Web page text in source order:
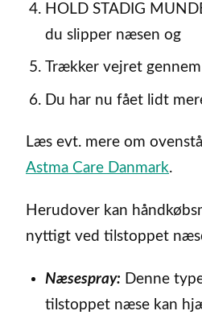
HOLD STADIG
du slipper næsen og
Trækker vejret
Du har nu fået lidt
Læs evt. mere om
Astma Care Danmark.
Herudover kan
nyttigt ved tilstoppet
Næsespray: Denne
tilstoppet næse kan